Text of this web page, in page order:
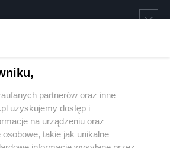
partnerów oraz inne
uzyskujemy dostęp i
na urządzeniu oraz
takie jak unikalne